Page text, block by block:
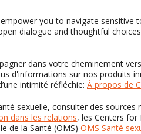
you to navigate sensitive
dialogue and thoughtful
dans votre cheminement
d'informations sur nos produits
intimité réfléchie: À propos de
sexuelle, consulter des sources
dans les relations, les Centers for
de la Santé (OMS) OMS Santé